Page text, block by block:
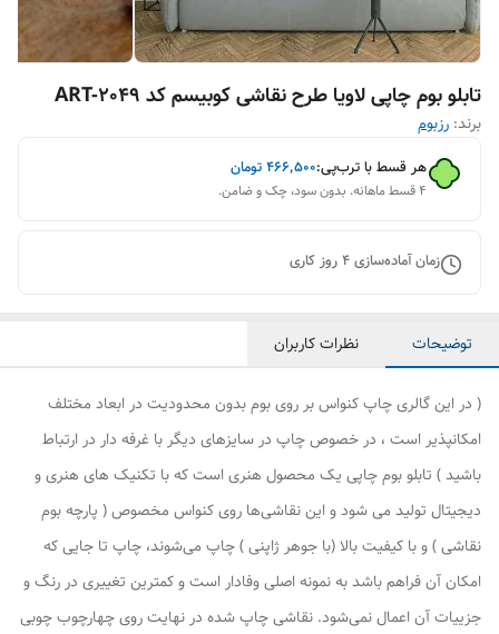
تابلو بوم چاپی لاویا طرح نقاشی کوبیسم کد ART-2049
برند: رزبوم
هر قسط با ترب‌پی:۴۶۶٬۵۰۰تومان
۴ قسط ماهانه. بدون سود، چک و ضامن.
زمان آماده‌سازی4روز کاری
توضیحات نظرات کاربران
( در این گالری چاپ کنواس بر روی بوم بدون محدودیت در ابعاد مختلف
امکانپذیر است ، در خصوص چاپ در سایزهای دیگر با غرفه دار در ارتباط
باشید ) تابلو بوم چاپی یک محصول هنری است که با تکنیک های هنری و
دیجیتال تولید می شود و این نقاشی‌ها روی کنواس مخصوص ( پارچه بوم
نقاشی ) و با کیفیت بالا (با جوهر ژاپنی ) چاپ می‌شوند، چاپ تا جایی که
امکان آن فراهم باشد به نمونه اصلی وفادار است و کمترین تغییری در رنگ و
جزییات آن اعمال نمی‌شود. نقاشی چاپ شده در نهایت روی چهارچوب چوبی